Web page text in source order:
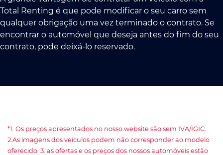
Total Renting é que pode modificar o seu carro sem
qualquer obrigação uma vez terminado o contrato. Se
encontrar o automóvel que deseja antes do fim do seu
contrato, pode deixá-lo reservado.
*1. Os preços apresentados no nosso website são sem IVA/IGIC.
2.As imagens dos veículos podem não corresponder ao modelo
oferecido. 3. as ofertas e os preços dos nossos automóveis estão